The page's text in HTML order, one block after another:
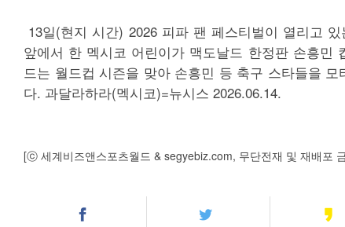
13일(현지 시간) 2026 피파 팬 페스티벌이 열리고
앞에서 한 멕시코 어린이가 맥도날드 한정판 손흥민
드는 월드컵 시즌을 맞아 손흥민 등 축구 스타들을
다. 과달라하라(멕시코)=뉴시스 2026.06.14.
[ⓒ 세계비즈앤스포츠월드 & segyebiz.com, 무단전재 및 재배포